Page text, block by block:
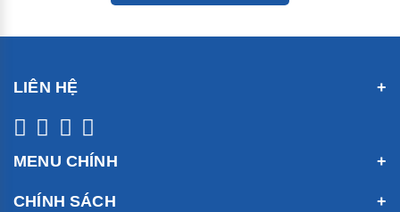
LIÊN HỆ
MENU CHÍNH
CHÍNH SÁCH